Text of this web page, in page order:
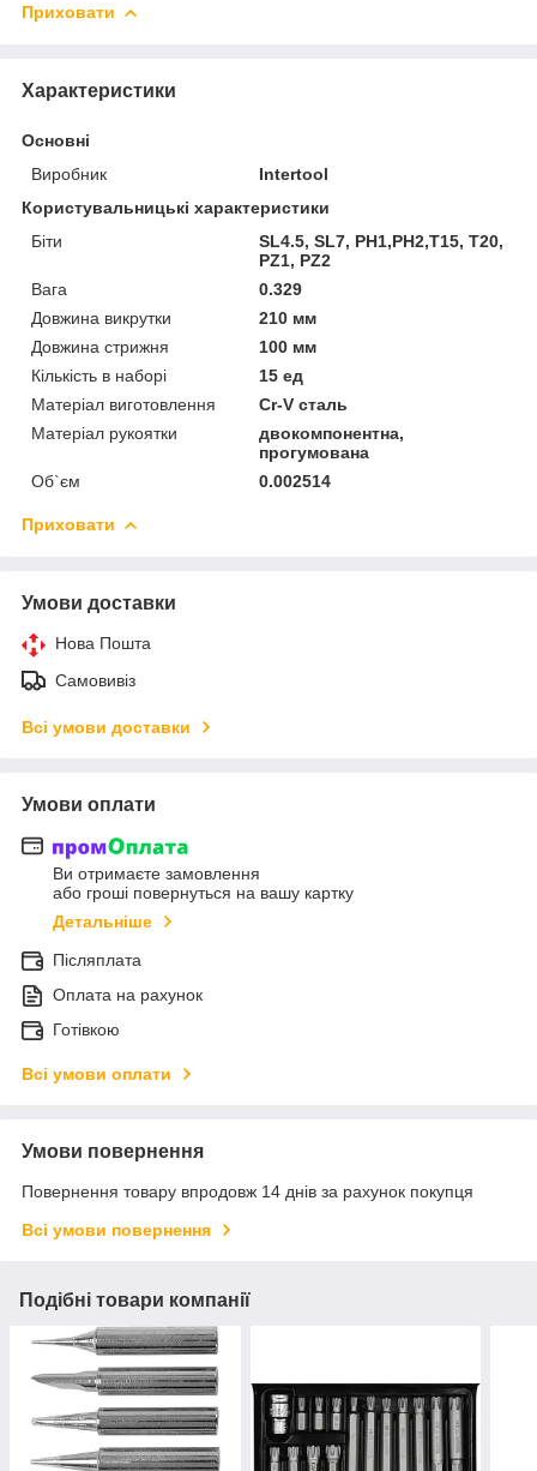
Приховати
Характеристики
Основні
Виробник
Intertool
Користувальницькі характеристики
Біти
SL4.5, SL7, PH1,PH2,T15, T20,
PZ1, PZ2
Вага
0.329
Довжина викрутки
210 мм
Довжина стрижня
100 мм
Кількість в наборі
15 ед
Матеріал виготовлення
Cr-V сталь
Матеріал рукоятки
двокомпонентна,
прогумована
Об`єм
0.002514
Приховати
Умови доставки
Нова Пошта
Самовивіз
Всі умови доставки
Умови оплати
Ви отримаєте замовлення
або гроші повернуться на вашу картку
Детальніше
Післяплата
Оплата на рахунок
Готівкою
Всі умови оплати
Умови повернення
Повернення товару впродовж 14 днів за рахунок покупця
Всі умови повернення
Подібні товари компанії